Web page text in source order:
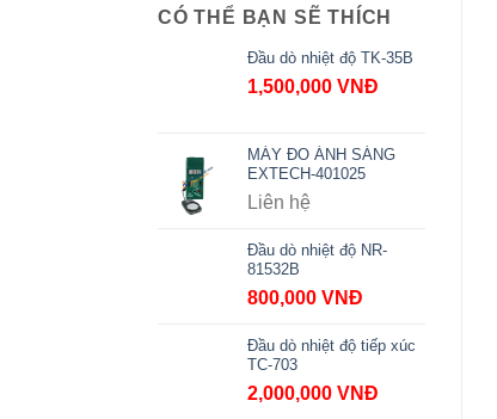
CÓ THỂ BẠN SẼ THÍCH
Đầu dò nhiệt độ TK-35B
1,500,000 VNĐ
MÁY ĐO ÁNH SÁNG
EXTECH-401025
Liên hệ
Đầu dò nhiệt độ NR-
81532B
800,000 VNĐ
Đầu dò nhiệt độ tiếp xúc
TC-703
2,000,000 VNĐ